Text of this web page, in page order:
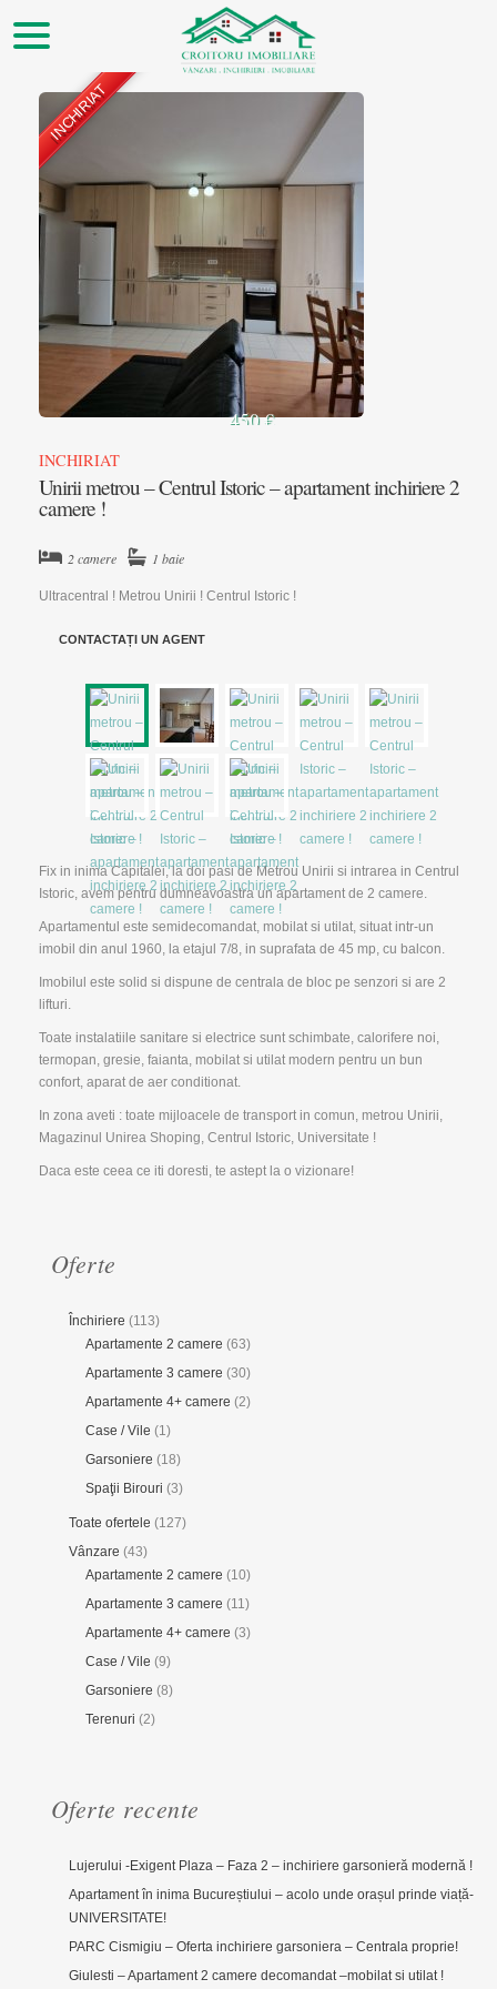
INCHIRIAT
450 €
INCHIRIAT
Unirii metrou – Centrul Istoric – apartament inchiriere 2
camere !
2 camere 1 baie
Ultracentral ! Metrou Unirii ! Centrul Istoric !
CONTACTAȚI UN AGENT
Fix in inima Capitalei, la doi pasi de Metrou Unirii si intrarea in Centrul
Istoric, avem pentru dumneavoastra un apartament de 2 camere.
Apartamentul este semidecomandat, mobilat si utilat, situat intr-un
imobil din anul 1960, la etajul 7/8, in suprafata de 45 mp, cu balcon.
Imobilul este solid si dispune de centrala de bloc pe senzori si are 2
lifturi.
Toate instalatiile sanitare si electrice sunt schimbate, calorifere noi,
termopan, gresie, faianta, mobilat si utilat modern pentru un bun
confort, aparat de aer conditionat.
In zona aveti : toate mijloacele de transport in comun, metrou Unirii,
Magazinul Unirea Shoping, Centrul Istoric, Universitate !
Daca este ceea ce iti doresti, te astept la o vizionare!
Oferte
Închiriere (113)
Apartamente 2 camere (63)
Apartamente 3 camere (30)
Apartamente 4+ camere (2)
Case / Vile (1)
Garsoniere (18)
Spaţii Birouri (3)
Toate ofertele (127)
Vânzare (43)
Apartamente 2 camere (10)
Apartamente 3 camere (11)
Apartamente 4+ camere (3)
Case / Vile (9)
Garsoniere (8)
Terenuri (2)
Oferte recente
Lujerului -Exigent Plaza – Faza 2 – inchiriere garsonieră modernă !
Apartament în inima Bucureștiului – acolo unde orașul prinde viață-
UNIVERSITATE!
PARC Cismigiu – Oferta inchiriere garsoniera – Centrala proprie!
Giulesti – Apartament 2 camere decomandat –mobilat si utilat !
▲
▼